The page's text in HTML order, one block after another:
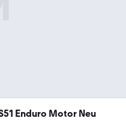
Enduro Motor Neu